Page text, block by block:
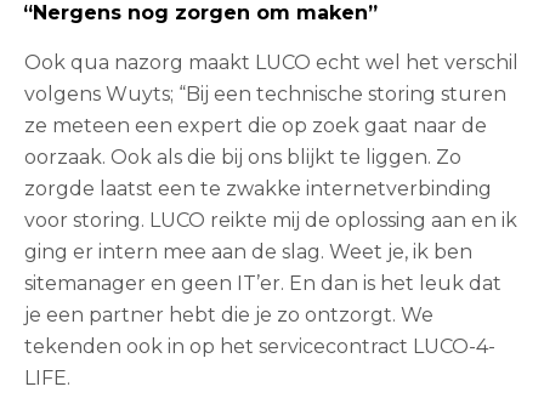
“Nergens nog zorgen om maken”
Ook qua nazorg maakt LUCO echt wel het verschil
volgens Wuyts; “Bij een technische storing sturen
ze meteen een expert die op zoek gaat naar de
oorzaak. Ook als die bij ons blijkt te liggen. Zo
zorgde laatst een te zwakke internetverbinding
voor storing. LUCO reikte mij de oplossing aan en ik
ging er intern mee aan de slag. Weet je, ik ben
sitemanager en geen IT’er. En dan is het leuk dat
je een partner hebt die je zo ontzorgt. We
tekenden ook in op het servicecontract LUCO-4-
LIFE.